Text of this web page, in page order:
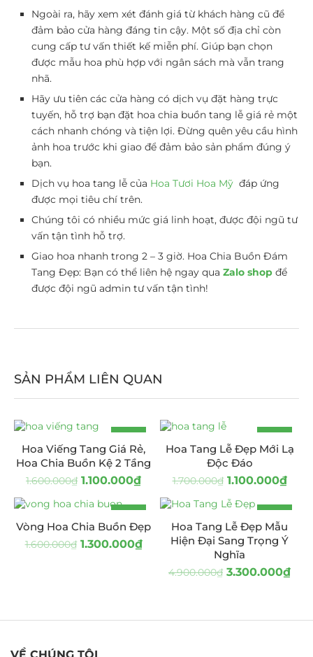
Ngoài ra, hãy xem xét đánh giá từ khách hàng cũ để
đảm bảo cửa hàng đáng tin cậy. Một số địa chỉ còn
cung cấp tư vấn thiết kế miễn phí. Giúp bạn chọn
được mẫu hoa phù hợp với ngân sách mà vẫn trang
nhã.
Hãy ưu tiên các cửa hàng có dịch vụ đặt hàng trực
tuyến, hỗ trợ bạn đặt hoa chia buồn tang lễ giá rẻ một
cách nhanh chóng và tiện lợi. Đừng quên yêu cầu hình
ảnh hoa trước khi giao để đảm bảo sản phẩm đúng ý
bạn.
Dịch vụ hoa tang lễ của Hoa Tươi Hoa Mỹ đáp ứng
được mọi tiêu chí trên.
Chúng tôi có nhiều mức giá linh hoạt, được đội ngũ tư
vấn tận tình hỗ trợ.
Giao hoa nhanh trong 2 – 3 giờ. Hoa Chia Buồn Đám
Tang Đẹp: Bạn có thể liên hệ ngay qua Zalo shop để
được đội ngũ admin tư vấn tận tình!
SẢN PHẨM LIÊN QUAN
-31%
Hoa Viếng Tang Giá Rẻ,
Hoa Chia Buồn Kệ 2 Tầng
1.600.000₫ 1.100.000₫
-35%
Hoa Tang Lễ Đẹp Mới Lạ
Độc Đáo
1.700.000₫ 1.100.000₫
-19%
Vòng Hoa Chia Buồn Đẹp
1.600.000₫ 1.300.000₫
-33%
Hoa Tang Lễ Đẹp Mẫu
Hiện Đại Sang Trọng Ý
Nghĩa
4.900.000₫ 3.300.000₫